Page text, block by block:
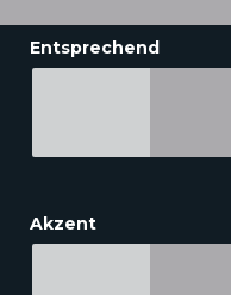
Entsprechend
Akzent